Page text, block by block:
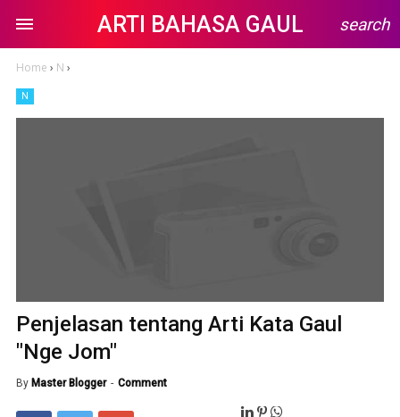
ARTI BAHASA GAUL search
Home › N ›
N
Penjelasan tentang Arti Kata Gaul
"Nge Jom"
By Master Blogger Comment